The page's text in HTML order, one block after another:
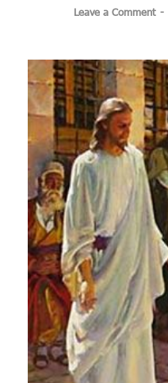
-
Leave a Comment